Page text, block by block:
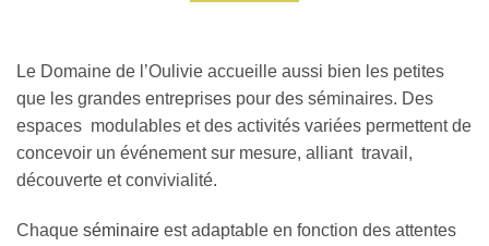
Le Domaine de l’Oulivie accueille aussi bien les petites
que les grandes entreprises pour des séminaires. Des
espaces modulables et des activités variées permettent de
concevoir un événement sur mesure, alliant travail,
découverte et convivialité.
Chaque séminaire est adaptable en fonction des attentes